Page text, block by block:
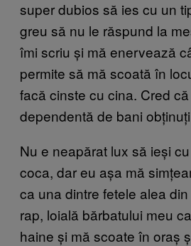
super dubios să ies cu un
greu să nu le răspund la
îmi scriu și mă enervează
permite să mă scoată în
facă cinste cu cina. Cred
dependentă de bani
Nu e neapărat lux să ieși
coca, dar eu așa mă
ca una dintre fetele alea
rap, loială bărbatului meu
haine și mă scoate în oraș